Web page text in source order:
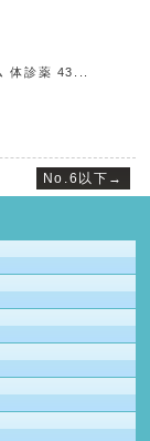
体診薬 43...
No.6以下→